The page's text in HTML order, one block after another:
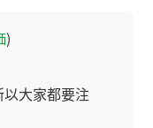
)
大家都要注